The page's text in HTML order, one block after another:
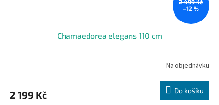
2 499 Kč
–12 %
Chamaedorea elegans 110 cm
Na objednávku
2 199 Kč Do košíku